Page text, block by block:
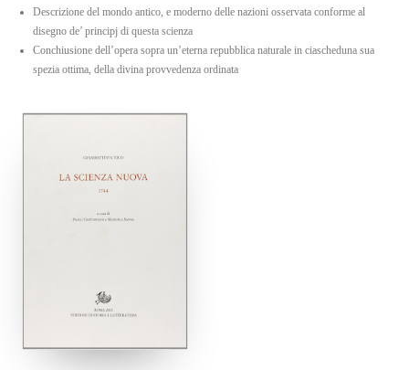
Descrizione del mondo antico, e moderno delle nazioni osservata conforme al
disegno de’ principj di questa scienza
Conchiusione dell’opera sopra un’eterna repubblica naturale in ciascheduna sua
spezia ottima, della divina provvedenza ordinata